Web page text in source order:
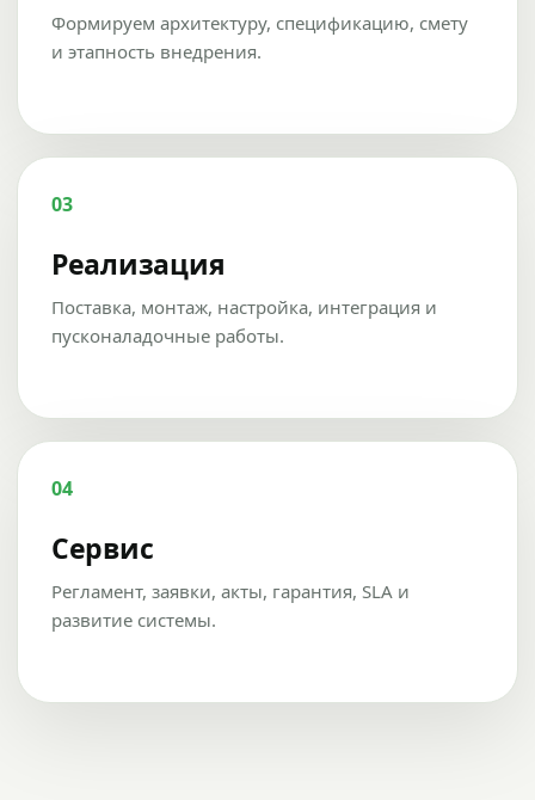
Формируем архитектуру, спецификацию, смету
и этапность внедрения.
03
Реализация
Поставка, монтаж, настройка, интеграция и
пусконаладочные работы.
04
Сервис
Регламент, заявки, акты, гарантия, SLA и
развитие системы.